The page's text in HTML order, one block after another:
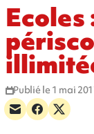
Ecoles
Publié le 1 mai